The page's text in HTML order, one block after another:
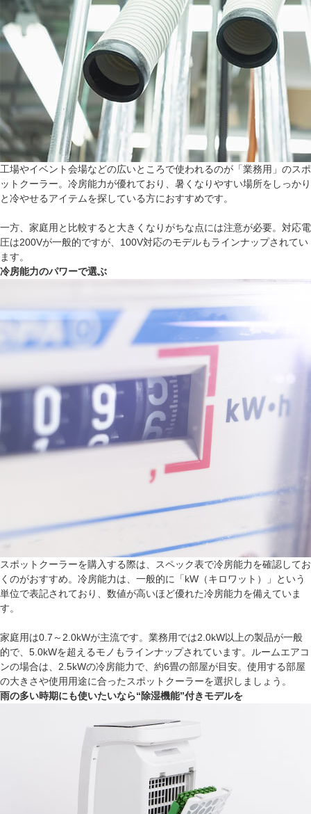
工場やイベント会場などの広いところで使われるのが「業務用」のスポ
ットクーラー。冷房能力が優れており、暑くなりやすい場所をしっかり
と冷やせるアイテムを探している方におすすめです。
一方、家庭用と比較すると大きくなりがちな点には注意が必要。対応電
圧は200Vが一般的ですが、100V対応のモデルもラインナップされてい
ます。
冷房能力のパワーで選ぶ
スポットクーラーを購入する際は、スペック表で冷房能力を確認してお
くのがおすすめ。冷房能力は、一般的に「kW（キロワット）」という
単位で表記されており、数値が高いほど優れた冷房能力を備えていま
す。
家庭用は0.7～2.0kWが主流です。業務用では2.0kW以上の製品が一般
的で、5.0kWを超えるモノもラインナップされています。ルームエアコ
ンの場合は、2.5kWの冷房能力で、約6畳の部屋が目安。使用する部屋
の大きさや使用用途に合ったスポットクーラーを選択しましょう。
雨の多い時期にも使いたいなら“除湿機能”付きモデルを